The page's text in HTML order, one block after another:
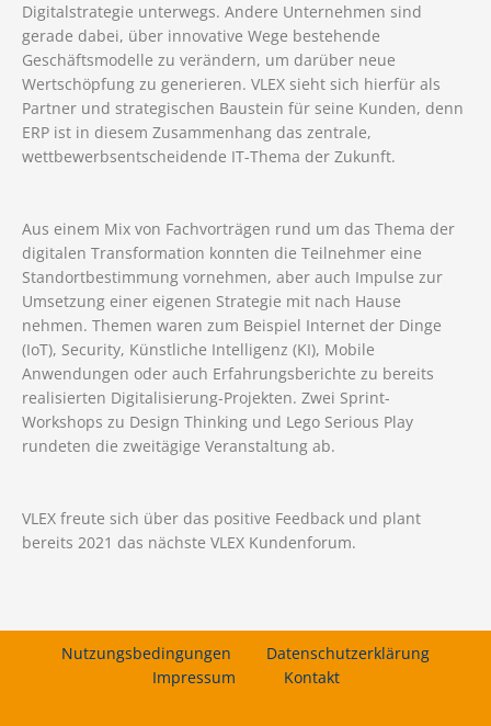
Digitalstrategie unterwegs. Andere Unternehmen sind
gerade dabei, über innovative Wege bestehende
Geschäftsmodelle zu verändern, um darüber neue
Wertschöpfung zu generieren. VLEX sieht sich hierfür als
Partner und strategischen Baustein für seine Kunden, denn
ERP ist in diesem Zusammenhang das zentrale,
wettbewerbsentscheidende IT-Thema der Zukunft.
Aus einem Mix von Fachvorträgen rund um das Thema der
digitalen Transformation konnten die Teilnehmer eine
Standortbestimmung vornehmen, aber auch Impulse zur
Umsetzung einer eigenen Strategie mit nach Hause
nehmen. Themen waren zum Beispiel Internet der Dinge
(IoT), Security, Künstliche Intelligenz (KI), Mobile
Anwendungen oder auch Erfahrungsberichte zu bereits
realisierten Digitalisierung-Projekten. Zwei Sprint-
Workshops zu Design Thinking und Lego Serious Play
rundeten die zweitägige Veranstaltung ab.
VLEX freute sich über das positive Feedback und plant
bereits 2021 das nächste VLEX Kundenforum.
Nutzungsbedingungen
Datenschutzerklärung
Impressum
Kontakt